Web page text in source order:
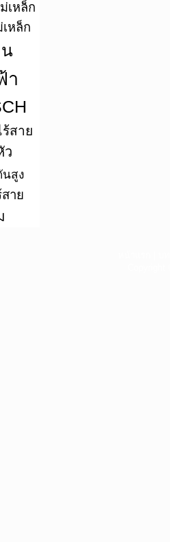
เหล็ก
หล็ก
า
สาย
ว
นสูง
สาย